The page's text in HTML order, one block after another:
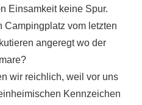
Einsamkeit keine Spur.
vom letzten
angeregt wo der
wir reichlich, weil vor uns
Kennzeichen